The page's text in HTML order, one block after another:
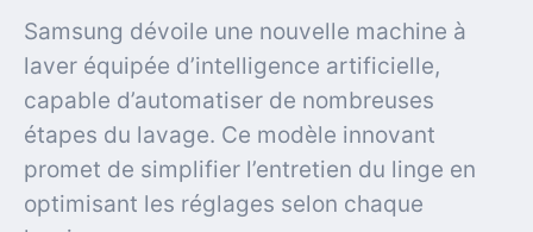
Samsung dévoile une nouvelle machine à
laver équipée d’intelligence artificielle,
capable d’automatiser de nombreuses
étapes du lavage. Ce modèle innovant
promet de simplifier l’entretien du linge en
optimisant les réglages selon chaque